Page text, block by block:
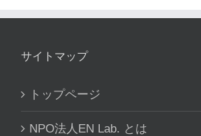
サイトマップ
トップページ
NPO法人EN Lab. とは